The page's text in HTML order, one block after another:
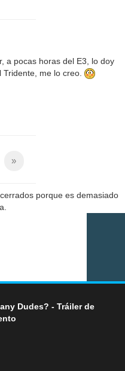
a pocas horas del E3, lo doy
Tridente, me lo creo.
»
porque es demasiado
Dudes? - Tráiler de